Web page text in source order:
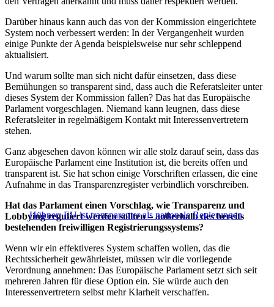
Darüber hinaus kann auch das von der Kommission eingerichtete
System noch verbessert werden: In der Vergangenheit wurden
einige Punkte der Agenda beispielsweise nur sehr schleppend
aktualisiert.
Und warum sollte man sich nicht dafür einsetzen, dass diese
Bemühungen so transparent sind, dass auch die Referatsleiter unter
dieses System der Kommission fallen? Das hat das Europäische
Parlament vorgeschlagen. Niemand kann leugnen, dass diese
Referatsleiter in regelmäßigem Kontakt mit Interessenvertretern
stehen.
Ganz abgesehen davon können wir alle stolz darauf sein, dass das
Europäische Parlament eine Institution ist, die bereits offen und
transparent ist. Sie hat schon einige Vorschriften erlassen, die eine
Aufnahme in das Transparenzregister verbindlich vorschreiben.
Hübner: EU ist transparenter als nationale Regierungen
Hat das Parlament einen Vorschlag, wie Transparenz und
Lobbying reguliert werden sollten – außerhalb des bereits
bestehenden freiwilligen Registrierungssystems?
Wenn wir ein effektiveres System schaffen wollen, das die
Rechtssicherheit gewährleistet, müssen wir die vorliegende
Verordnung annehmen: Das Europäische Parlament setzt sich seit
mehreren Jahren für diese Option ein. Sie würde auch den
Interessenvertretern selbst mehr Klarheit verschaffen.